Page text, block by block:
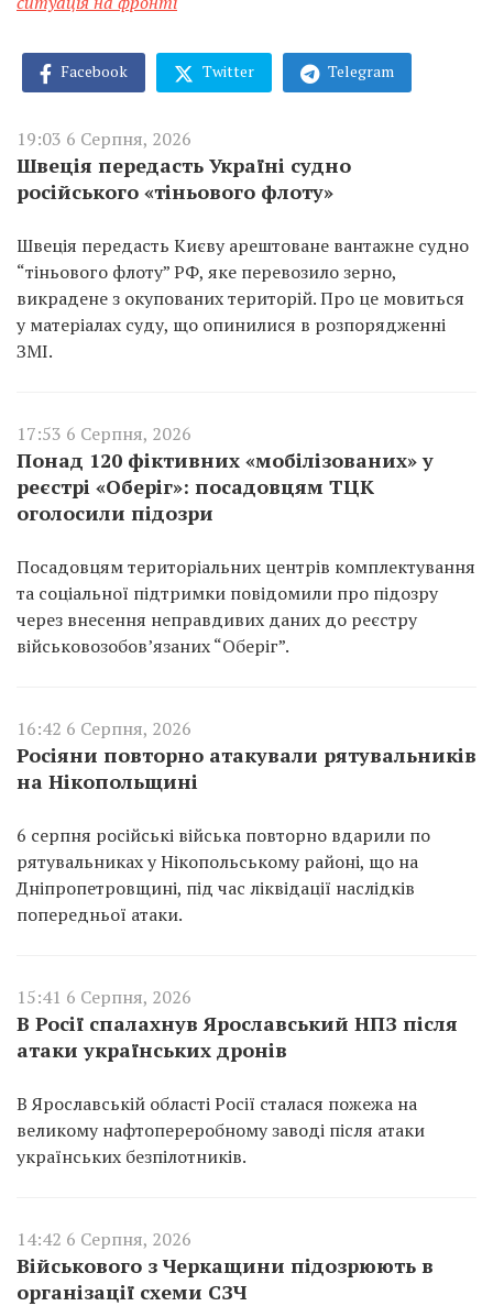
Facebook Twitter Telegram
19:03 6 Серпня, 2026
Швеція передасть Україні судно
російського «тіньового флоту»
Швеція передасть Києву арештоване вантажне судно
“тіньового флоту” РФ, яке перевозило зерно,
викрадене з окупованих територій. Про це мовиться
у матеріалах суду, що опинилися в розпорядженні
ЗМІ.
17:53 6 Серпня, 2026
Понад 120 фіктивних «мобілізованих» у
реєстрі «Оберіг»: посадовцям ТЦК
оголосили підозри
Посадовцям територіальних центрів комплектування
та соціальної підтримки повідомили про підозру
через внесення неправдивих даних до реєстру
військовозобов’язаних “Оберіг”.
16:42 6 Серпня, 2026
Росіяни повторно атакували рятувальників
на Нікопольщині
6 серпня російські війська повторно вдарили по
рятувальниках у Нікопольському районі, що на
Дніпропетровщині, під час ліквідації наслідків
попередньої атаки.
15:41 6 Серпня, 2026
В Росії спалахнув Ярославський НПЗ після
атаки українських дронів
В Ярославській області Росії сталася пожежа на
великому нафтопереробному заводі після атаки
українських безпілотників.
14:42 6 Серпня, 2026
Військового з Черкащини підозрюють в
організації схеми СЗЧ